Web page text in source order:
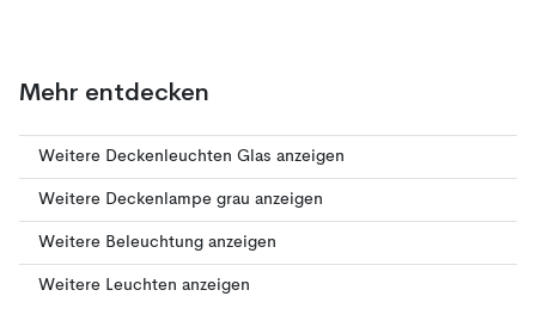
Mehr entdecken
Weitere Deckenleuchten Glas anzeigen
Weitere Deckenlampe grau anzeigen
Weitere Beleuchtung anzeigen
Weitere Leuchten anzeigen